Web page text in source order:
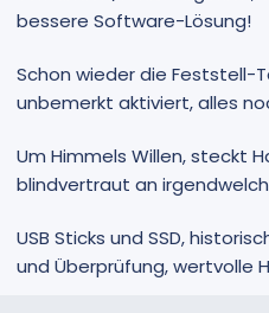
bessere Software-Lösung!
Schon wieder die Feststell-
unbemerkt aktiviert, alles
Um Himmels Willen, steckt
blindvertraut an
USB Sticks und SSD,
und Überprüfung, wertvolle